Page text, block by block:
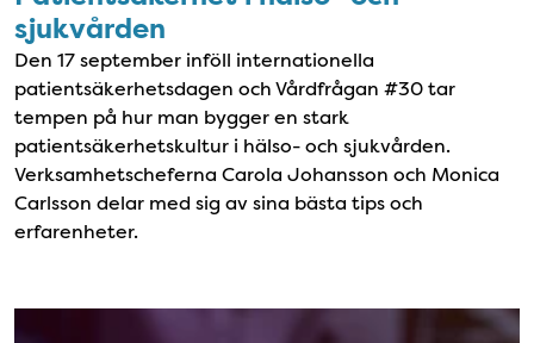
sjukvården
Den 17 september inföll internationella
patientsäkerhetsdagen och Vårdfrågan #30 tar
tempen på hur man bygger en stark
patientsäkerhetskultur i hälso- och sjukvården.
Verksamhetscheferna Carola Johansson och Monica
Carlsson delar med sig av sina bästa tips och
erfarenheter.